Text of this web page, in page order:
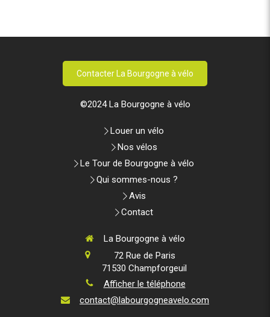
Contacter La Bourgogne à vélo
©2024 La Bourgogne à vélo
Louer un vélo
Nos vélos
Le Tour de Bourgogne à vélo
Qui sommes-nous ?
Avis
Contact
La Bourgogne à vélo
72 Rue de Paris
71530 Champforgeuil
Afficher le téléphone
contact@labourgogneavelo.com